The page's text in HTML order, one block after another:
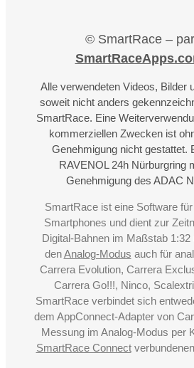
© SmartRace –
Alle verwendeten Videos, Bilder
soweit nicht anders
SmartRace. Eine
kommerziellen Zwecken ist
Genehmigung nicht gestattet.
RAVENOL 24h Nürburgring
Genehmigung des ADAC
SmartRace ist eine Software
Smartphones und dient zur
Digital-Bahnen im Maßstab 1:32
denAnalog-Modus auch für
Carrera Evolution, Carrera
Carrera Go!!!, Ninco,
SmartRace verbindet sich
dem AppConnect-Adapter von
Messung im Analog-Modus per
SmartRace Connect